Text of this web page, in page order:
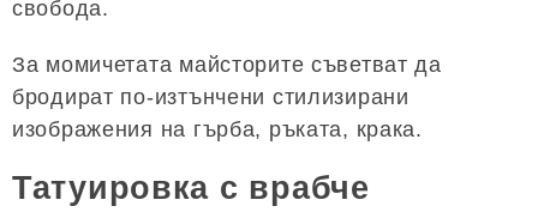
свобода.
За момичетата майсторите съветват да
бродират по-изтънчени стилизирани
изображения на гърба, ръката, крака.
Татуировка с врабче